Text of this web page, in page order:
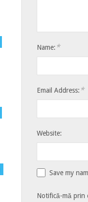
Name: *
Email Address: *
Website:
Save my
Notifică-mă prin